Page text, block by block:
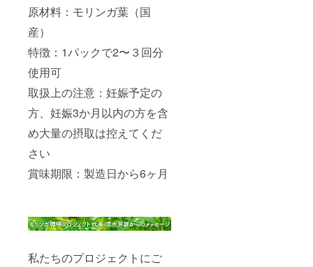
原材料：モリンガ葉（国
産）
特徴：1パックで2〜３回分
使用可
取扱上の注意：妊娠予定の
方、妊娠3か月以内の方を含
め大量の摂取は控えてくだ
さい
賞味期限：製造日から6ヶ月
私たちのプロジェクトにご